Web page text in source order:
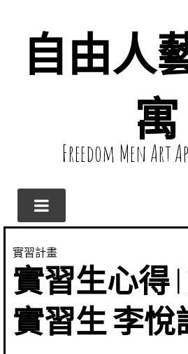
自由人
寓
Freedom Men Art
實習計畫
實習生心得 |
實習生 李悅